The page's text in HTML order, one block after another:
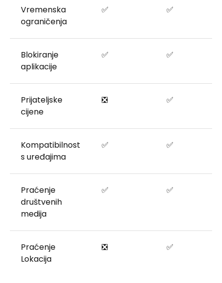
Vremenska
ograničenja
✅ ✅
Blokiranje
aplikacije
✅ ✅
Prijateljske
cijene
❎ ✅
Kompatibilnost
s uređajima
✅ ✅
Praćenje
društvenih
medija
✅ ✅
Praćenje
Lokacija
❎ ✅